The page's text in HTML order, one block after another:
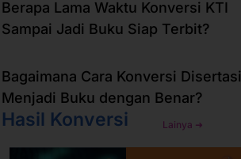
Berapa Lama Waktu Konversi KTI
Sampai Jadi Buku Siap Terbit?
Bagaimana Cara Konversi Disertasi
Menjadi Buku dengan Benar?
Hasil Konversi Lainya ➜